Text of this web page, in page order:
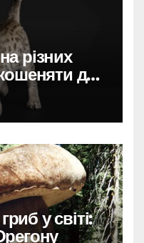
різних
до
у світі: